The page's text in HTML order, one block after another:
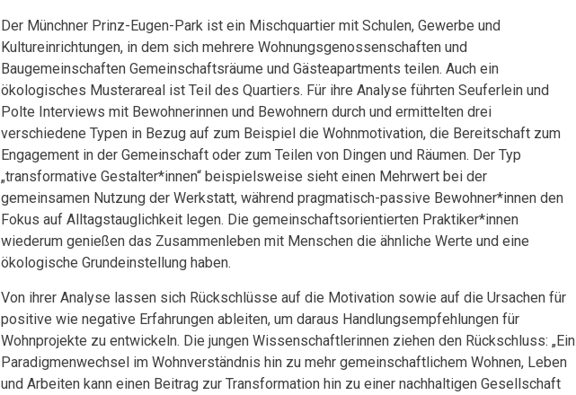
Der Münchner Prinz-Eugen-Park ist ein Mischquartier mit Schulen, Gewerbe und
Kultureinrichtungen, in dem sich mehrere Wohnungsgenossenschaften und
Baugemeinschaften Gemeinschaftsräume und Gästeapartments teilen. Auch ein
ökologisches Musterareal ist Teil des Quartiers. Für ihre Analyse führten Seuferlein und
Polte Interviews mit Bewohnerinnen und Bewohnern durch und ermittelten drei
verschiedene Typen in Bezug auf zum Beispiel die Wohnmotivation, die Bereitschaft zum
Engagement in der Gemeinschaft oder zum Teilen von Dingen und Räumen. Der Typ
„transformative Gestalter*innen“ beispielsweise sieht einen Mehrwert bei der
gemeinsamen Nutzung der Werkstatt, während pragmatisch-passive Bewohner*innen den
Fokus auf Alltagstauglichkeit legen. Die gemeinschaftsorientierten Praktiker*innen
wiederum genießen das Zusammenleben mit Menschen die ähnliche Werte und eine
ökologische Grundeinstellung haben.
Von ihrer Analyse lassen sich Rückschlüsse auf die Motivation sowie auf die Ursachen für
positive wie negative Erfahrungen ableiten, um daraus Handlungsempfehlungen für
Wohnprojekte zu entwickeln. Die jungen Wissenschaftlerinnen ziehen den Rückschluss: „Ein
Paradigmenwechsel im Wohnverständnis hin zu mehr gemeinschaftlichem Wohnen, Leben
und Arbeiten kann einen Beitrag zur Transformation hin zu einer nachhaltigen Gesellschaft